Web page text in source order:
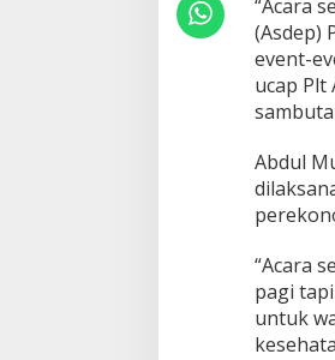
“Acara
(Asdep)
event-
ucap Plt
Abdul
“Acara
pagi
untuk